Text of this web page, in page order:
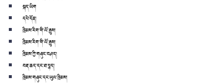
སྐད་ཡིག
དཔེ་དོན།
ཁྲིམས་རིག་གི་ལོ་རྒྱུས།
ཁྲིམས་རིག་གི་ལོ་རྒྱུས།
ཁྲིམས་ཀྱི་གཞུང་བཤད།
བརྡ་ཆད་དང་ཐ་སྙད།
ཁྲིམས་གཞུང་དང་ཡུལ་ཁྲིམས།